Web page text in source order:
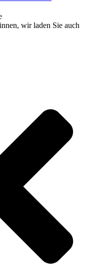
wir laden Sie auch